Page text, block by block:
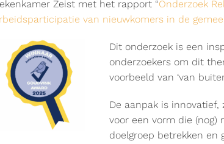
Zeist met het rapport “Onderzoek
van nieuwkomers in de
Dit onderzoek is een
onderzoekers om dit
voorbeeld van ‘van
De aanpak is innovatief,
voor een vorm die (nog)
doelgroep betrekken en